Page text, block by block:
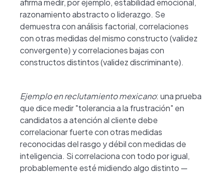
afirma medir, por ejemplo, estabilidad emocional,
razonamiento abstracto o liderazgo. Se
demuestra con análisis factorial, correlaciones
con otras medidas del mismo constructo (validez
convergente) y correlaciones bajas con
constructos distintos (validez discriminante).
Ejemplo en reclutamiento mexicano: una prueba
que dice medir "tolerancia a la frustración" en
candidatos a atención al cliente debe
correlacionar fuerte con otras medidas
reconocidas del rasgo y débil con medidas de
inteligencia. Si correlaciona con todo por igual,
probablemente esté midiendo algo distinto —